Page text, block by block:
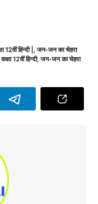
12वीं हिन्दी | ,जन-जन का चेहरा
12वीं हिन्दी,जन-जन का चेहरा